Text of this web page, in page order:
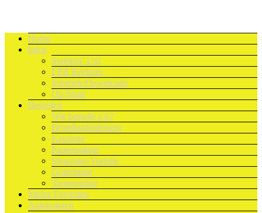
Home
Infos
Stampin’ Up!
EPB Rechner
Infothek/Downloads
On Stage
Bestellen
Wie bestelle ich?
Bestellanforderung
Kataloge
Papierpakete
Shopping-Vorteile
Gutscheine
Treuepunkte
Meine Favoriten
Anleitungen